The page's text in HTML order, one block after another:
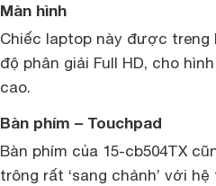
Màn hình
Chiếc laptop này được treng
độ phân giải Full HD, cho
cao.
Bàn phím – Touchpad
Bàn phím của 15-cb504TX
trông rất ‘sang chảnh’ với